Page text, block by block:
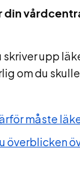
din
skriver upp
om du
måste
överblicken